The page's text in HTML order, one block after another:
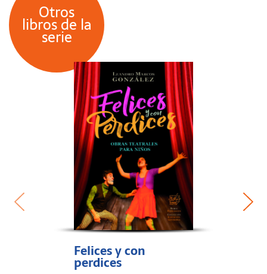
Otros
libros de la
serie
Felices y con
perdices